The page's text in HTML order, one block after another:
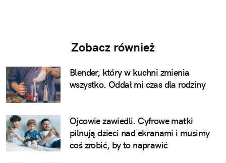
Zobacz również
Blender, który w kuchni zmienia
wszystko. Oddał mi czas dla rodziny
Ojcowie zawiedli. Cyfrowe matki
pilnują dzieci nad ekranami i musimy
coś zrobić, by to naprawić